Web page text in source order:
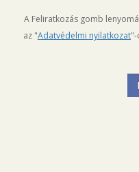
A Feliratkozás gomb
az "Adatvédelmi nyilatkozat"-